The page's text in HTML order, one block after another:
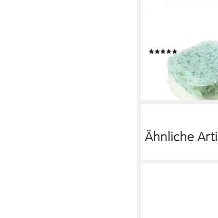
mit natürlichem Soda)
(1)
14,89 €
(14,18 €/ 1 kg)
lieferbar - in 2-3
Ähnliche